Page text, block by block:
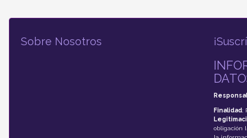
Sobre Nosotros
Finalidad:
obligación